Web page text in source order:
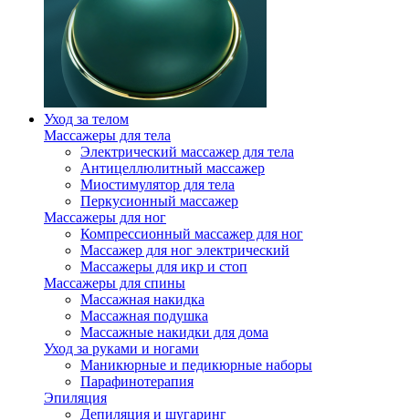
Уход за телом
Массажеры для тела
Электрический массажер для тела
Антицеллюлитный массажер
Миостимулятор для тела
Перкусионный массажер
Массажеры для ног
Компрессионный массажер для ног
Массажер для ног электрический
Массажеры для икр и стоп
Массажеры для спины
Массажная накидка
Массажная подушка
Массажные накидки для дома
Уход за руками и ногами
Маникюрные и педикюрные наборы
Парафинотерапия
Эпиляция
Депиляция и шугаринг